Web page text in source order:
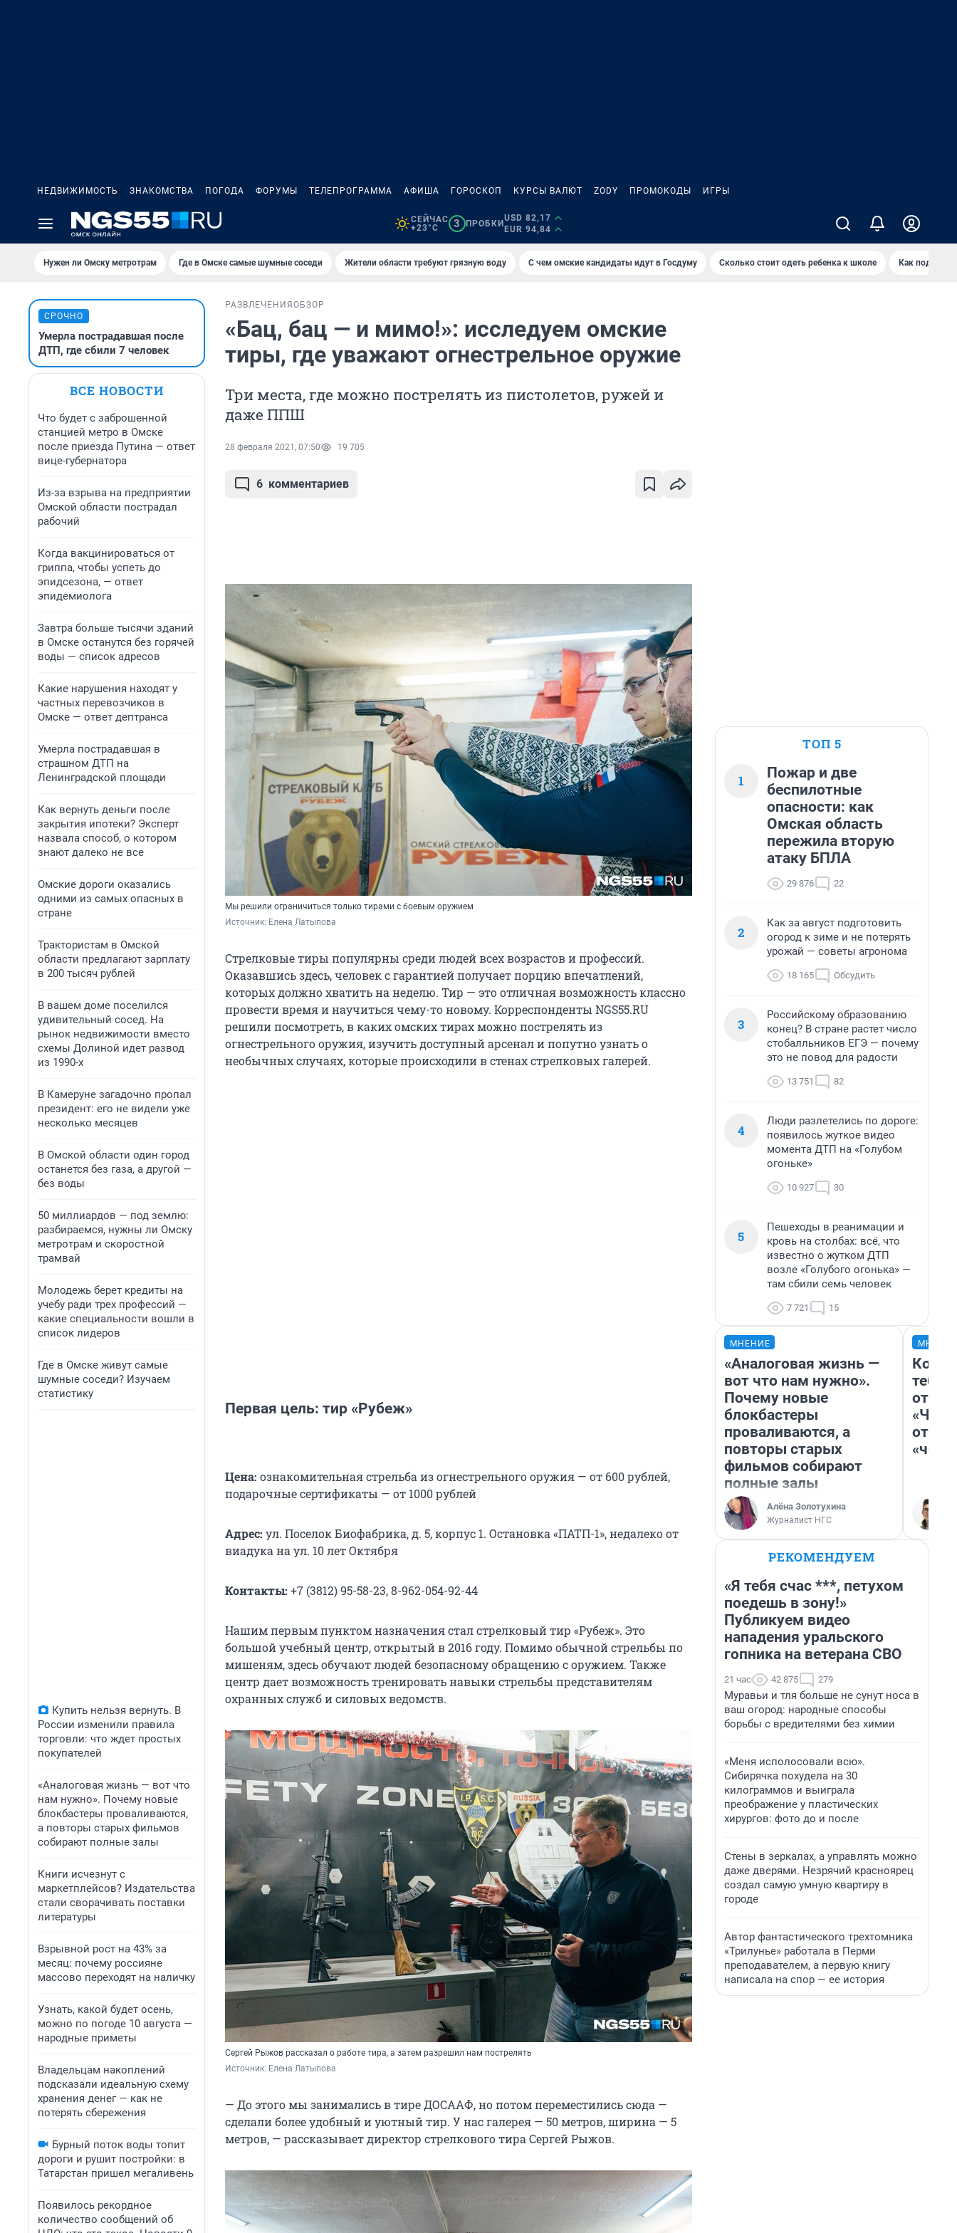
НЕДВИЖИМОСТЬ ЗНАКОМСТВА ПОГОДА ФОРУМЫ ТЕЛЕПРОГРАММА АФИША ГОРОСКОП КУРСЫ ВАЛЮТ ZODY ПРОМОКОДЫ ИГРЫ
СЕЙЧАС
+23°C
3 ПРОБКИ
USD 82,17
EUR 94,84
Нужен ли Омску метротрам Где в Омске самые шумные соседи Жители области требуют грязную воду С чем омские кандидаты идут в Госдуму Сколько стоит одеть ребенка к школе Как
СРОЧНО
Умерла пострадавшая после
ДТП, где сбили 7 человек
ВСЕ НОВОСТИ
Что будет с заброшенной
станцией метро в Омске
после приезда Путина — ответ
вице-губернатора
Из-за взрыва на предприятии
Омской области пострадал
рабочий
Когда вакцинироваться от
гриппа, чтобы успеть до
эпидсезона, — ответ
эпидемиолога
Завтра больше тысячи зданий
в Омске останутся без горячей
воды — список адресов
Какие нарушения находят у
частных перевозчиков в
Омске — ответ дептранса
Умерла пострадавшая в
страшном ДТП на
Ленинградской площади
Как вернуть деньги после
закрытия ипотеки? Эксперт
назвала способ, о котором
знают далеко не все
Омские дороги оказались
одними из самых опасных в
стране
Трактористам в Омской
области предлагают зарплату
в 200 тысяч рублей
В вашем доме поселился
удивительный сосед. На
рынок недвижимости вместо
схемы Долиной идет развод
из 1990-х
В Камеруне загадочно пропал
президент: его не видели уже
несколько месяцев
В Омской области один город
останется без газа, а другой —
без воды
50 миллиардов — под землю:
разбираемся, нужны ли Омску
метротрам и скоростной
трамвай
Молодежь берет кредиты на
учебу ради трех профессий —
какие специальности вошли в
список лидеров
Где в Омске живут самые
шумные соседи? Изучаем
статистику
Купить нельзя вернуть. В
России изменили правила
торговли: что ждет простых
покупателей
«Аналоговая жизнь — вот что
нам нужно». Почему новые
блокбастеры проваливаются,
а повторы старых фильмов
собирают полные залы
Книги исчезнут с
маркетплейсов? Издательства
стали сворачивать поставки
литературы
Взрывной рост на 43% за
месяц: почему россияне
массово переходят на наличку
Узнать, какой будет осень,
можно по погоде 10 августа —
народные приметы
Владельцам накоплений
подсказали идеальную схему
хранения денег — как не
потерять сбережения
Бурный поток воды топит
дороги и рушит постройки: в
Татарстан пришел мегаливень
Появилось рекордное
количество сообщений об
РАЗВЛЕЧЕНИЯ ОБЗОР
«Бац, бац — и мимо!»: исследуем омские
тиры, где уважают огнестрельное оружие
Три места, где можно пострелять из пистолетов, ружей и
даже ППШ
28 февраля 2021, 07:50 19 705
6 комментариев
Мы решили ограничиться только тирами с боевым оружием
Источник: Елена Латыпова
Стрелковые тиры популярны среди людей всех возрастов и профессий.
Оказавшись здесь, человек с гарантией получает порцию впечатлений,
которых должно хватить на неделю. Тир — это отличная возможность классно
провести время и научиться чему-то новому. Корреспонденты NGS55.RU
решили посмотреть, в каких омских тирах можно пострелять из
огнестрельного оружия, изучить доступный арсенал и попутно узнать о
необычных случаях, которые происходили в стенах стрелковых галерей.
Первая цель: тир «Рубеж»
Цена: ознакомительная стрельба из огнестрельного оружия — от 600 рублей,
подарочные сертификаты — от 1000 рублей
Адрес: ул. Поселок Биофабрика, д. 5, корпус 1. Остановка «ПАТП-1», недалеко от
виадука на ул. 10 лет Октября
Контакты: +7 (3812) 95-58-23, 8-962-054-92-44
Нашим первым пунктом назначения стал стрелковый тир «Рубеж». Это
большой учебный центр, открытый в 2016 году. Помимо обычной стрельбы по
мишеням, здесь обучают людей безопасному обращению с оружием. Также
центр дает возможность тренировать навыки стрельбы представителям
охранных служб и силовых ведомств.
Сергей Рыжов рассказал о работе тира, а затем разрешил нам пострелять
Источник: Елена Латыпова
— До этого мы занимались в тире ДОСААФ, но потом переместились сюда —
сделали более удобный и уютный тир. У нас галерея — 50 метров, ширина — 5
метров, — рассказывает директор стрелкового тира Сергей Рыжов.
ТОП 5
1
Пожар и две
беспилотные
опасности: как
Омская область
пережила вторую
атаку БПЛА
29 876 22
2
Как за август подготовить
огород к зиме и не потерять
урожай — советы агронома
18 165 Обсудить
3
Российскому образованию
конец? В стране растет число
стобалльников ЕГЭ — почему
это не повод для радости
13 751 82
4
Люди разлетелись по дороге:
появилось жуткое видео
момента ДТП на «Голубом
огоньке»
10 927 30
5
Пешеходы в реанимации и
кровь на столбах: всё, что
известно о жутком ДТП
возле «Голубого огонька» —
там сбили семь человек
7 721 15
МНЕНИЕ
«Аналоговая жизнь —
вот что нам нужно».
Почему новые
блокбастеры
проваливаются, а
повторы старых
фильмов собирают
полные залы
Алёна Золотухина
Журналист НГС
тебя
РЕКОМЕНДУЕМ
«Я тебя счас ***, петухом
поедешь в зону!»
Публикуем видео
нападения уральского
гопника на ветерана СВО
21 час 42 875 279
Муравьи и тля больше не сунут носа в
ваш огород: народные способы
борьбы с вредителями без химии
«Меня исполосовали всю».
Сибирячка похудела на 30
килограммов и выиграла
преображение у пластических
хирургов: фото до и после
Стены в зеркалах, а управлять можно
даже дверями. Незрячий красноярец
создал самую умную квартиру в
городе
Автор фантастического трехтомника
«Трилунье» работала в Перми
преподавателем, а первую книгу
написала на спор — ее история